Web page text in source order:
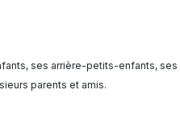
ses arrière-petits-enfants,
parents et amis.